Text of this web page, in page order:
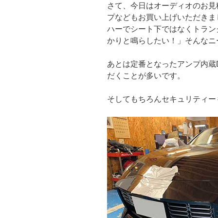
さて、今日はオーディオのお
プなどもお買い上げいただき
ハーでシート下ではなくトラ
かりと鳴らしたい！」そんな
あとは定番となったアンプ内
だくことが多いです。
そしてもちろんセキュリティ